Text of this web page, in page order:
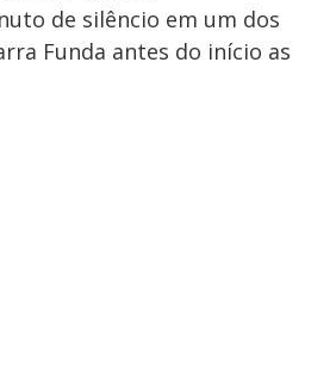
de silêncio em um dos
Funda antes do início as